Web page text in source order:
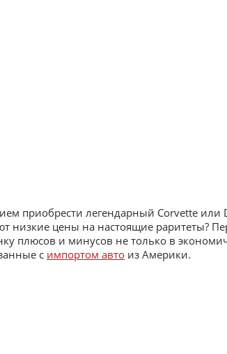
приобрести легендарный Corvette или
низкие цены на настоящие раритеты?
плюсов и минусов не только в
с импортом авто из Америки.